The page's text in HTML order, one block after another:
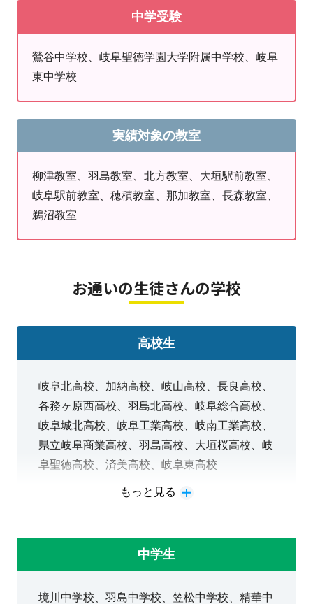
◆柳津教室の小学生指導
お悩みや目的に沿った授業を行い、「楽しく、明るく」
一緒に学び、
◇柳津教室の中学生指導
この夏が大切です。
中など、近隣中学校の対策が可能です！
ぜひ一度、お悩みをお聞かせください。
◇柳津教室の高校生指導
合格に向けて”今”取り組んでいますか？
入試の早期化が進んでいる現在、早めからの対策をして
また、羽島北高校の学習指導はお任せください！
皆様のお悩み、不安を自信 に変え、明光義塾柳津教室
で自分の可能性を広げましょう！
無料体験授業・学習相談も受け付けておりますため、ご
気軽にご相談ください！
お電話：058-218-2528
院高校、啓晴高校、誠信高校
中学受験
鶯谷中学校、岐阜聖徳学園大学附属中学校、岐阜
東中学校
実績対象の教室
柳津教室、羽島教室、北方教室、大垣駅前教室、
岐阜駅前教室、穂積教室、那加教室、長森教室、
鵜沼教室
お通いの生徒さんの学校
高校生
岐阜北高校、加納高校、岐山高校、長良高校、
各務ヶ原西高校、羽島北高校、岐阜総合高校、
岐阜城北高校、岐阜工業高校、岐南工業高校、
県立岐阜商業高校、羽島高校、大垣桜高校、岐
阜聖徳高校、済美高校、岐阜東高校
もっと見る
中学生
境川中学校、羽島中学校、笠松中学校、精華中